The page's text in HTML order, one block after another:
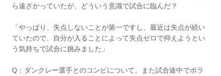
ら遠ざかっていたが、どういう意識で試合に臨んだ？
「やっぱり、失点しないことが第一ですし、最近は失点が続い
ていたので、自分が入ることによって失点ゼロで抑えようとい
う気持ちで試合に挑みました」
Q：ダンクレー選手とのコンビについて。また試合途中でボラ